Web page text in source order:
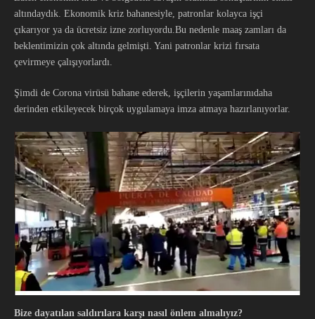
altındaydık. Ekonomik kriz bahanesiyle, patronlar kolayca işçi
çıkarıyor ya da ücretsiz izne zorluyordu.Bu nedenle maaş zamları da
beklentimizin çok altında gelmişti. Yani patronlar krizi fırsata
çevirmeye çalışıyorlardı.
Şimdi de Corona virüsü bahane ederek, işçilerin yaşamlarınıdaha
derinden etkileyecek birçok uygulamaya imza atmaya hazırlanıyorlar.
Bize dayatılan saldırılara karşı nasıl önlem almalıyız?